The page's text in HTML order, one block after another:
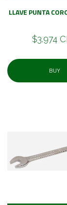
LLAVE PUNTA
$3.974
BUY